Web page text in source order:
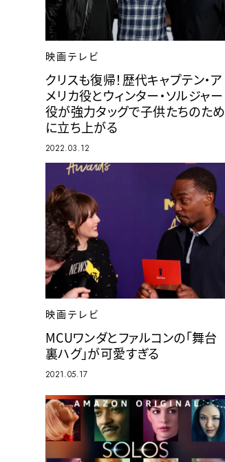
映画テレビ
クリスも復帰！歴代キャプテン・ア
メリカ役とウィンター・ソルジャー
役が強力タッグで子供たちのため
に立ち上がる
2022.03.12
映画テレビ
MCUワンダとファルコンの「舞台
裏ハグ」が可愛すぎる
2021.05.17